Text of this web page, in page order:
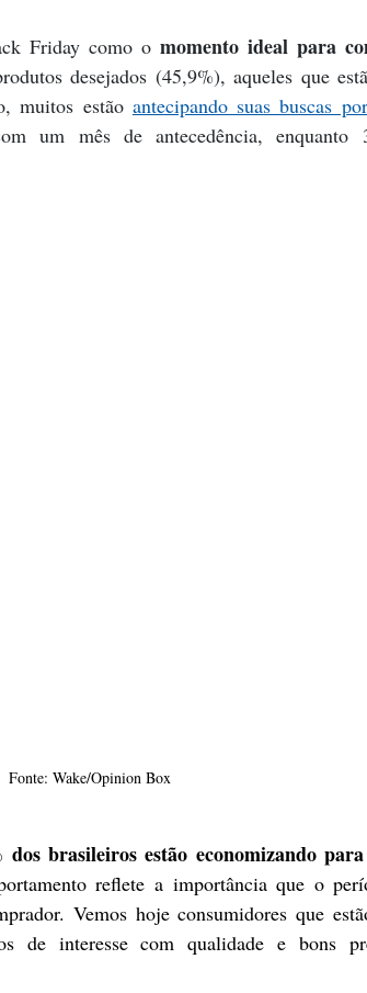
Friday como o momento ideal para
desejados (45,9%), aqueles que
muitos estão antecipando suas buscas
um mês de antecedência, enquanto
Fonte: Wake/Opinion Box
dos brasileiros estão economizando
reflete a importância que o
Vemos hoje consumidores que
de interesse com qualidade e bons